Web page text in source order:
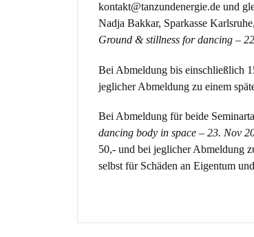
kontakt@tanzundenergie.de und
Nadja Bakkar, Sparkasse
Ground & stillness for dancing –
Bei Abmeldung bis einschließlich
jeglicher Abmeldung zu einem
Bei Abmeldung für beide
dancing body in space – 23. Nov
50,- und bei jeglicher Abmeldung
selbst für Schäden an Eigentum